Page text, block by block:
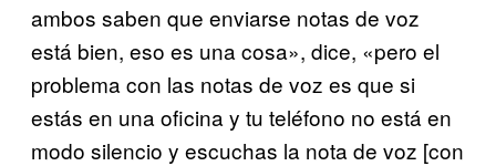
ambos saben que enviarse notas de voz
está bien, eso es una cosa», dice, «pero el
problema con las notas de voz es que si
estás en una oficina y tu teléfono no está en
modo silencio y escuchas la nota de voz [con